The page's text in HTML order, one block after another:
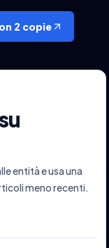
2 copie
entità e usa una
meno recenti.